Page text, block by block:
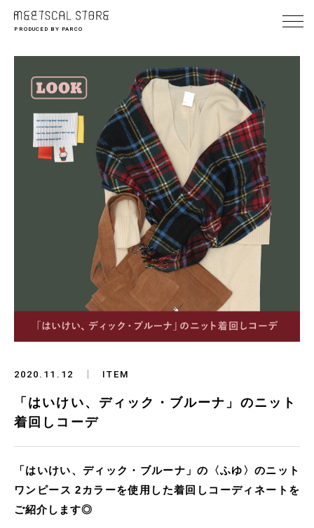
PRODUCED BY PARCO
2020.11.12 ITEM
「はいけい、ディック・ブルーナ」のニット
着回しコーデ
「はいけい、ディック・ブルーナ」の〈ふゆ〉のニット
ワンピース 2カラーを使用した着回しコーディネートを
ご紹介します◎